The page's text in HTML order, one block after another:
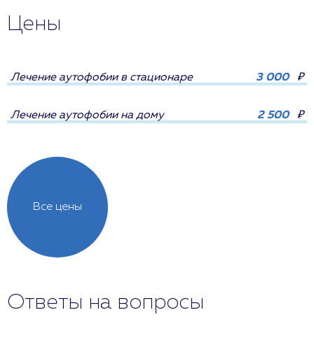
Цены
Все цены
Лечение аутофобии в стационаре 3 000 ₽
Лечение аутофобии на дому 2 500 ₽
Ответы на вопросы